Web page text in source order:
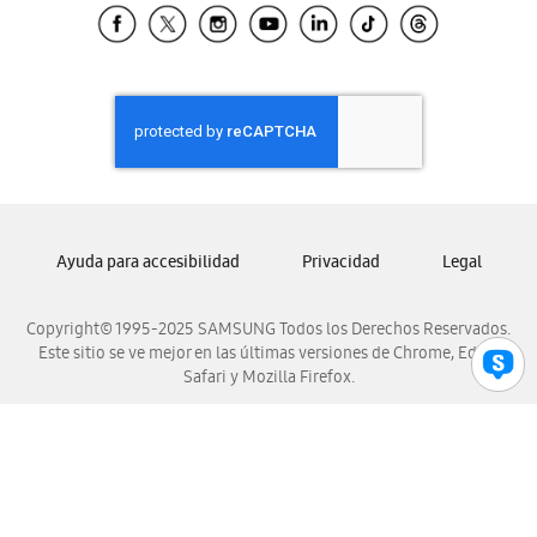
Samsung El Salvador
Samsung Honduras
Samsung Nicaragua
Samsung Panamá
Samsung Venezuela
Copyright© 1995-2025 SAMSUNG Todos los Derechos Reservados.
Este sitio se ve mejor en las últimas versiones de Chrome, Edge,
Safari y Mozilla Firefox.
Ayuda para accesibilidad Privacidad Legal